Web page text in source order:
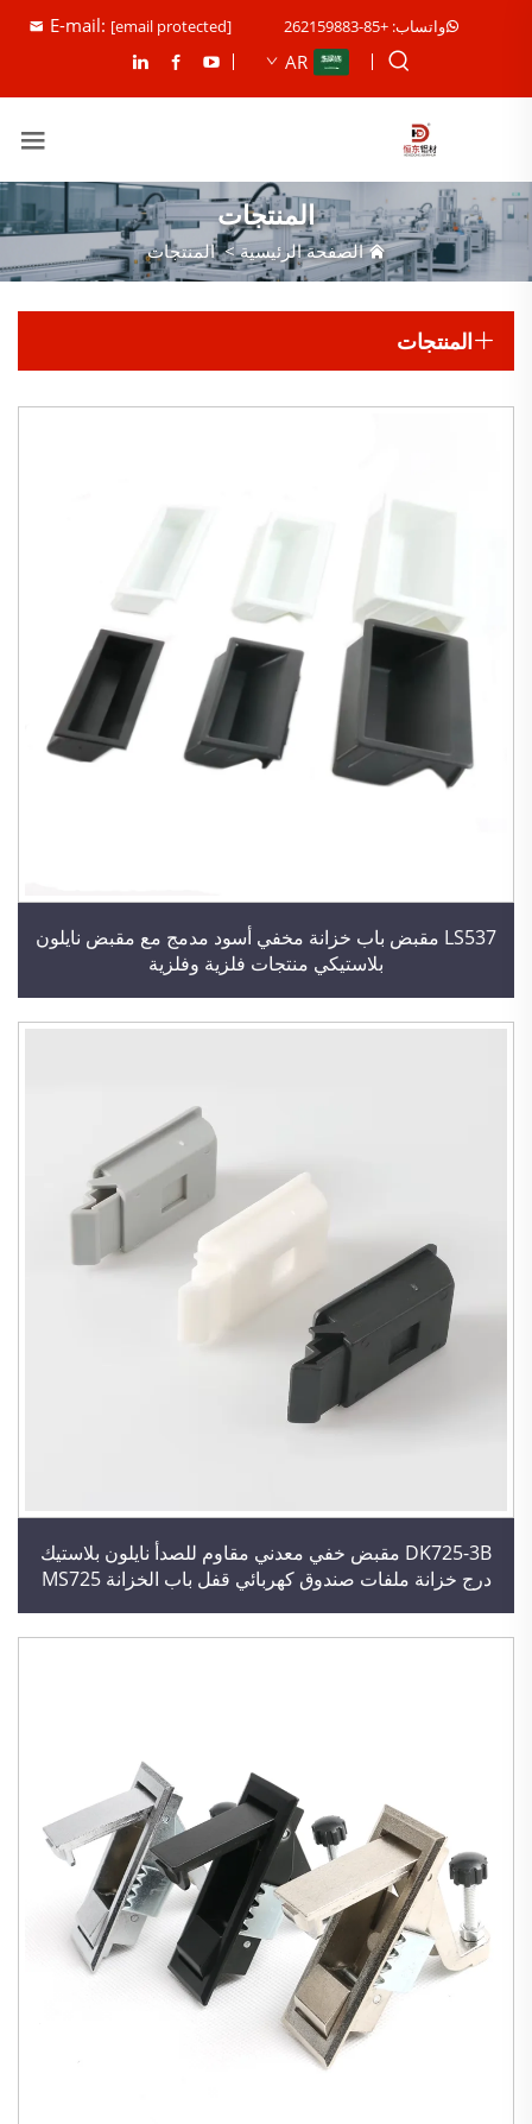
واتساب: +85-262159883 E-mail: [email protected]
AR
المنتجات
الصفحة الرئيسية>المنتجات
المنتجات
LS537 مقبض باب خزانة مخفي أسود مدمج مع مقبض نايلون
بلاستيكي منتجات فلزية وفلزية
DK725-3B مقبض خفي معدني مقاوم للصدأ نايلون بلاستيك
درج خزانة ملفات صندوق كهربائي قفل باب الخزانة MS725